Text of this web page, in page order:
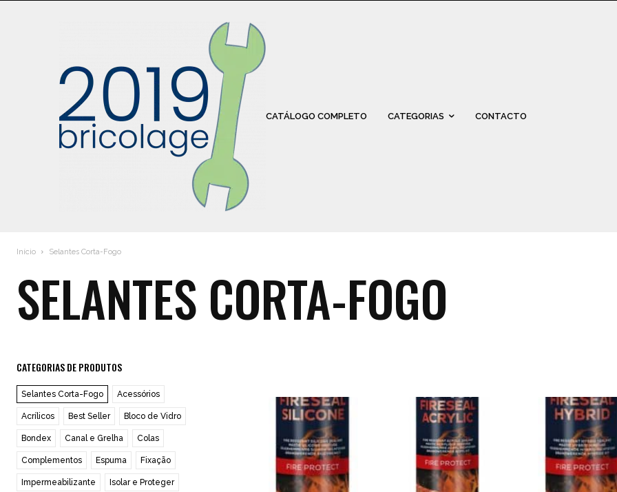
CATÁLOGO COMPLETO CATEGORIAS CONTACTO
Início Selantes Corta-Fogo
SELANTES CORTA-FOGO
CATEGORIAS DE PRODUTOS
Selantes Corta-Fogo Acessórios
Acrílicos Best Seller Bloco de Vidro
Bondex Canal e Grelha Colas
Complementos Espuma Fixação
Impermeabilizante Isolar e Proteger